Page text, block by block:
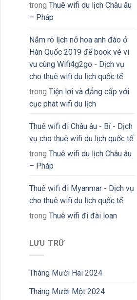
trong Thuê wifi du lịch Châu âu
– Pháp
Nắm rõ lịch nở hoa anh đào ở
Hàn Quốc 2019 để book vé vi
vu cùng Wifi4g2go - Dịch vụ
cho thuê wifi du lịch quốc tế
trong Tiện lợi và đẳng cấp với
cục phát wifi du lịch
Thuê wifi đi Châu âu - Bỉ - Dịch
vụ cho thuê wifi du lịch quốc tế
trong Thuê wifi du lịch Châu âu
– Pháp
Thuê wifi đi Myanmar - Dịch vụ
cho thuê wifi du lịch quốc tế
trong Thuê wifi đi đài loan
LƯU TRỮ
Tháng Mười Hai 2024
Tháng Mười Một 2024